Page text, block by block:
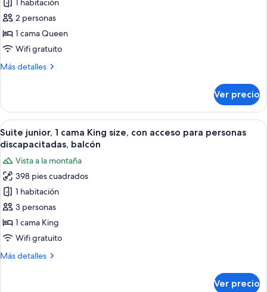
jardín
Habitación
doble
superior,
1
Queen
a
la
montaña
1 habitación
2 personas
1 cama Queen
Wifi gratuito
Más detalles
Más
doble
superior,
1
cama
Queen
size,
vista
a
la
montaña
Ver precio
Abrir
todas
fotos
de
Suite
junior,
1
cama
size,
Habitación de hotel con una cama
11
Suite junior, 1 cama King size, con acceso para personas
discapacitadas, balcón
Vista a la montaña
398 pies cuadrados
1 habitación
3 personas
1 cama King
Wifi gratuito
Más detalles
Más
Ver precio